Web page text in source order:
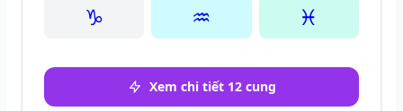
♑
♒ ♓
Xem chi tiết 12 cung